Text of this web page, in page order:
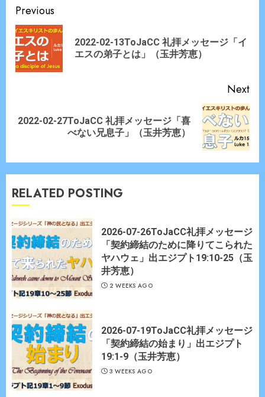
Continue
Reading
Previous
2022-02-13ToJaCC 礼拝メッセージ「イ
エスの弟子とは」（玉井芳恵）
Next
Next
2022-02-27ToJaCC 礼拝メッセージ「喜
べない兄息子」（玉井芳恵）
RELATED POSTING
2026-07-26ToJaCC礼拝メッセージ
「契約締結のために降りてこられた
ヤハウェ」出エジプト19:10-25（玉
井芳恵）
2 WEEKS AGO
2026-07-19ToJaCC礼拝メッセージ
「契約締結の始まり」出エジプト
19:1-9（玉井芳恵）
3 WEEKS AGO